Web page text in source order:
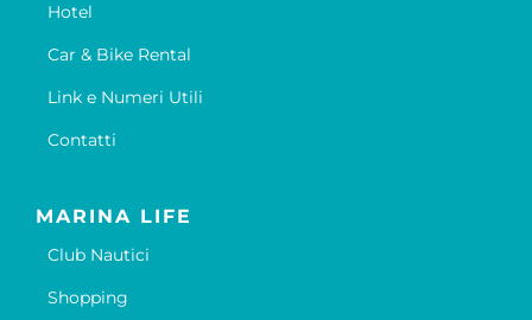
Hotel
Car & Bike Rental
Link e Numeri Utili
Contatti
MARINA LIFE
Club Nautici
Shopping